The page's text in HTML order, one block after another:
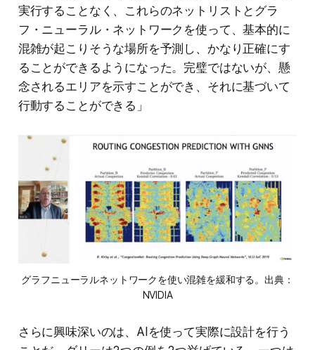
実行することなく、これらのネットリストとグラ
フ・ニューラル・ネットワークを使って、基本的に
混雑が起こりそうな場所を予測し、かなり正確にす
ることができるようになった。完璧ではないが、懸
念されるエリアを示すことができ、それに基づいて
行動することができる」
グラフニューラルネットワークを使い混雑を緩和する。出典：
NVIDIA
さらに興味深いのは、AIを使って実際に設計を行う